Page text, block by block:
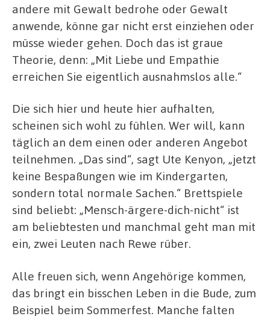
andere mit Gewalt bedrohe oder Gewalt
anwende, könne gar nicht erst einziehen oder
müsse wieder gehen. Doch das ist graue
Theorie, denn: „Mit Liebe und Empathie
erreichen Sie eigentlich ausnahmslos alle.“
Die sich hier und heute hier aufhalten,
scheinen sich wohl zu fühlen. Wer will, kann
täglich an dem einen oder anderen Angebot
teilnehmen. „Das sind“, sagt Ute Kenyon, „jetzt
keine Bespaßungen wie im Kindergarten,
sondern total normale Sachen.“ Brettspiele
sind beliebt: „Mensch-ärgere-dich-nicht“ ist
am beliebtesten und manchmal geht man mit
ein, zwei Leuten nach Rewe rüber.
Alle freuen sich, wenn Angehörige kommen,
das bringt ein bisschen Leben in die Bude, zum
Beispiel beim Sommerfest. Manche falten